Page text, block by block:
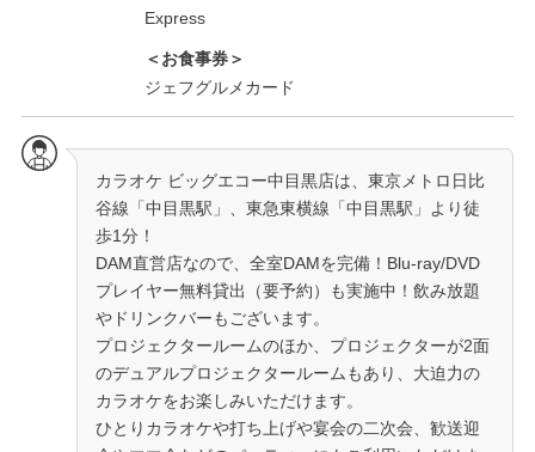
カラオケ ビッグエコー中目黒店は、東京メトロ日比
谷線「中目黒駅」、東急東横線「中目黒駅」より徒
歩1分！
DAM直営店なので、全室DAMを完備！Blu-ray/DVD
プレイヤー無料貸出（要予約）も実施中！飲み放題
やドリンクバーもございます。
プロジェクタールームのほか、プロジェクターが2面
のデュアルプロジェクタールームもあり、大迫力の
カラオケをお楽しみいただけます。
ひとりカラオケや打ち上げや宴会の二次会、歓送迎
Express
＜お食事券＞
ジェフグルメカード